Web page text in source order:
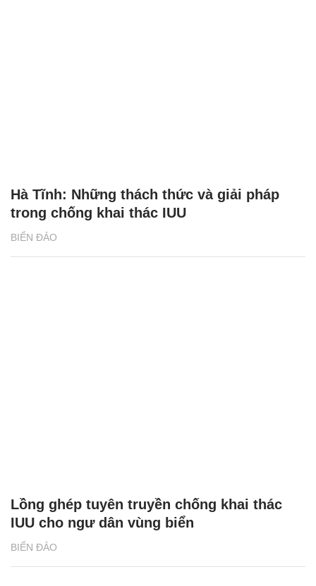
BIỂN ĐẢO
Hà Tĩnh: Những thách thức và giải pháp
trong chống khai thác IUU
BIỂN ĐẢO
Lồng ghép tuyên truyền chống khai thác
IUU cho ngư dân vùng biển